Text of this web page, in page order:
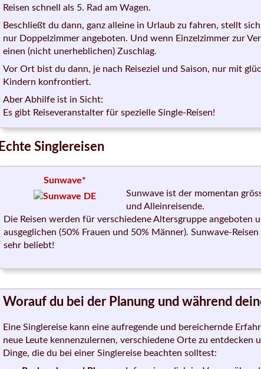
Reisen schnell als 5. Rad am Wagen.
Beschließt du dann, ganz alleine in Urlaub zu fahren, stellt
nur Doppelzimmer angeboten. Und wenn Einzelzimmer zur
einen (nicht unerheblichen) Zuschlag.
Vor Ort bist du dann, je nach Reiseziel und Saison, nur mit
Kindern konfrontiert.
Aber Abhilfe ist in Sicht:
Es gibt Reiseveranstalter für spezielle Single-Reisen!
Echte Singlereisen
Sunwave*
Sunwave ist der momentan
und Alleinreisende.
Die Reisen werden für verschiedene Altersgruppe angeboten
ausgeglichen (50% Frauen und 50% Männer). Sunwave-
sehr beliebt!
Worauf du bei der Planung und während
Eine Singlereise kann eine aufregende und bereichernde
neue Leute kennenzulernen, verschiedene Orte zu entdecken
Dinge, die du bei einer Singlereise beachten solltest: